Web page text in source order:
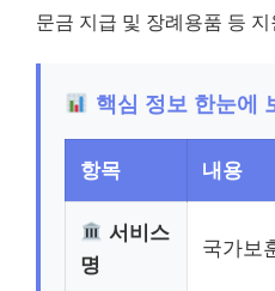
문금 지급 및 장례용품 등 지
핵심 정보 한눈에
항목 내용
서비스
명
국가보